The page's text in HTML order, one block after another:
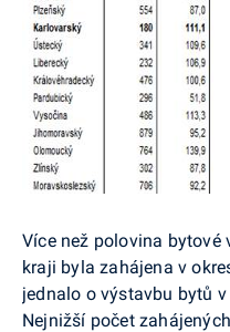
Více než polovina bytové
kraji byla zahájena v
jednalo o výstavbu bytů
Nejnižší počet